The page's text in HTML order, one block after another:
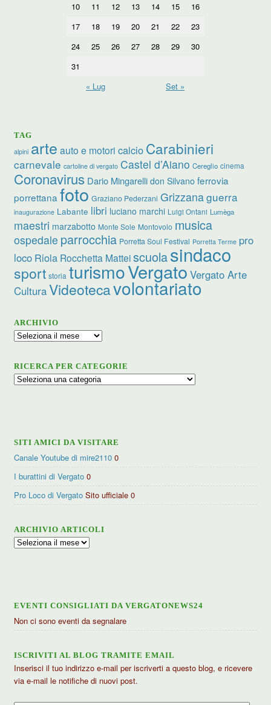
10
11 12 13 14 15
16
17
18 19 20 21 22
23
24
25 26 27 28 29
30
31
« Lug
Set »
TAG
alpini arte auto e motori calcio Carabinieri
carnevale cartoline di vergato Castel d’Aiano Cereglio cinema
Coronavirus Dario Mingarelli don Silvano ferrovia
porrettana foto Graziano Pederzani Grizzanaguerra
inaugurazione Labante libri luciano marchi Luigi Ontani Lumèga
maestri marzabotto Monte Sole Montovolo musica
ospedale parrocchia Porretta Soul Festival Porretta Terme pro
loco Riola Rocchetta Matteiscuolasindaco
sport storia turismoVergato Vergato Arte
CulturaVideotecavolontariato
ARCHIVIO
Archivio
RICERCA PER CATEGORIE
Ricerca
SITI AMICI DA VISITARE
Canale Youtube di mire2110 0
I burattini di Vergato 0
Pro Loco di Vergato Sito ufficiale 0
ARCHIVIO ARTICOLI
Archivio
EVENTI CONSIGLIATI DA VERGATONEWS24
Non ci sono eventi da segnalare
ISCRIVITI AL BLOG TRAMITE EMAIL
Inserisci il tuo indirizzo e-mail per iscriverti a questo blog, e ricevere
via e-mail le notifiche di nuovi post.